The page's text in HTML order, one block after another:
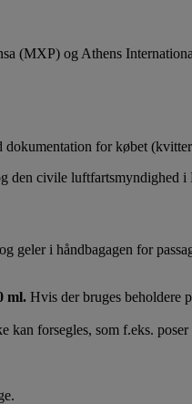
(MXP) og Athens
dokumentation for købet
den civile luftfartsmyndighed i
i håndbagagen for
ml. Hvis der bruges beholdere
kan forsegles, som f.eks.